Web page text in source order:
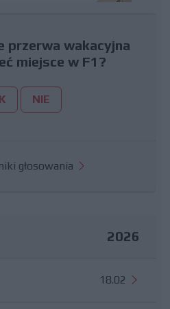
przerwa wakacyjna
miejsce w F1?
NIE
głosowania
2026
18.02